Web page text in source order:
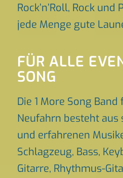
Rock’n’Roll, Rock
jede Menge gute
FÜR ALLE
SONG
Die 1 More Song
Neufahrn besteht
und erfahrenen
Schlagzeug, Bass,
Gitarre, Rhythmus-